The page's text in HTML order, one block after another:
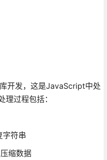
开发，这是JavaScript中处
过程包括：
字符串
缩数据